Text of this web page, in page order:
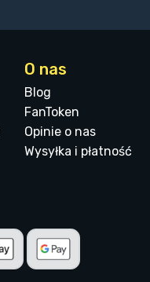
O nas
Blog
FanToken
Opinie o nas
Wysyłka i płatność